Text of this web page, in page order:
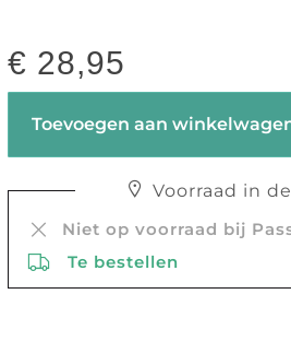
€ 28,95
Toevoegen aan
Voorraad in
Niet op voorraad bij
Te bestellen